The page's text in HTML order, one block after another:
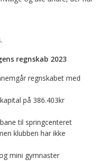
regnskab 2023
regnskabet med
på 386.403kr
til springcenteret
klubben har ikke
mini gymnaster